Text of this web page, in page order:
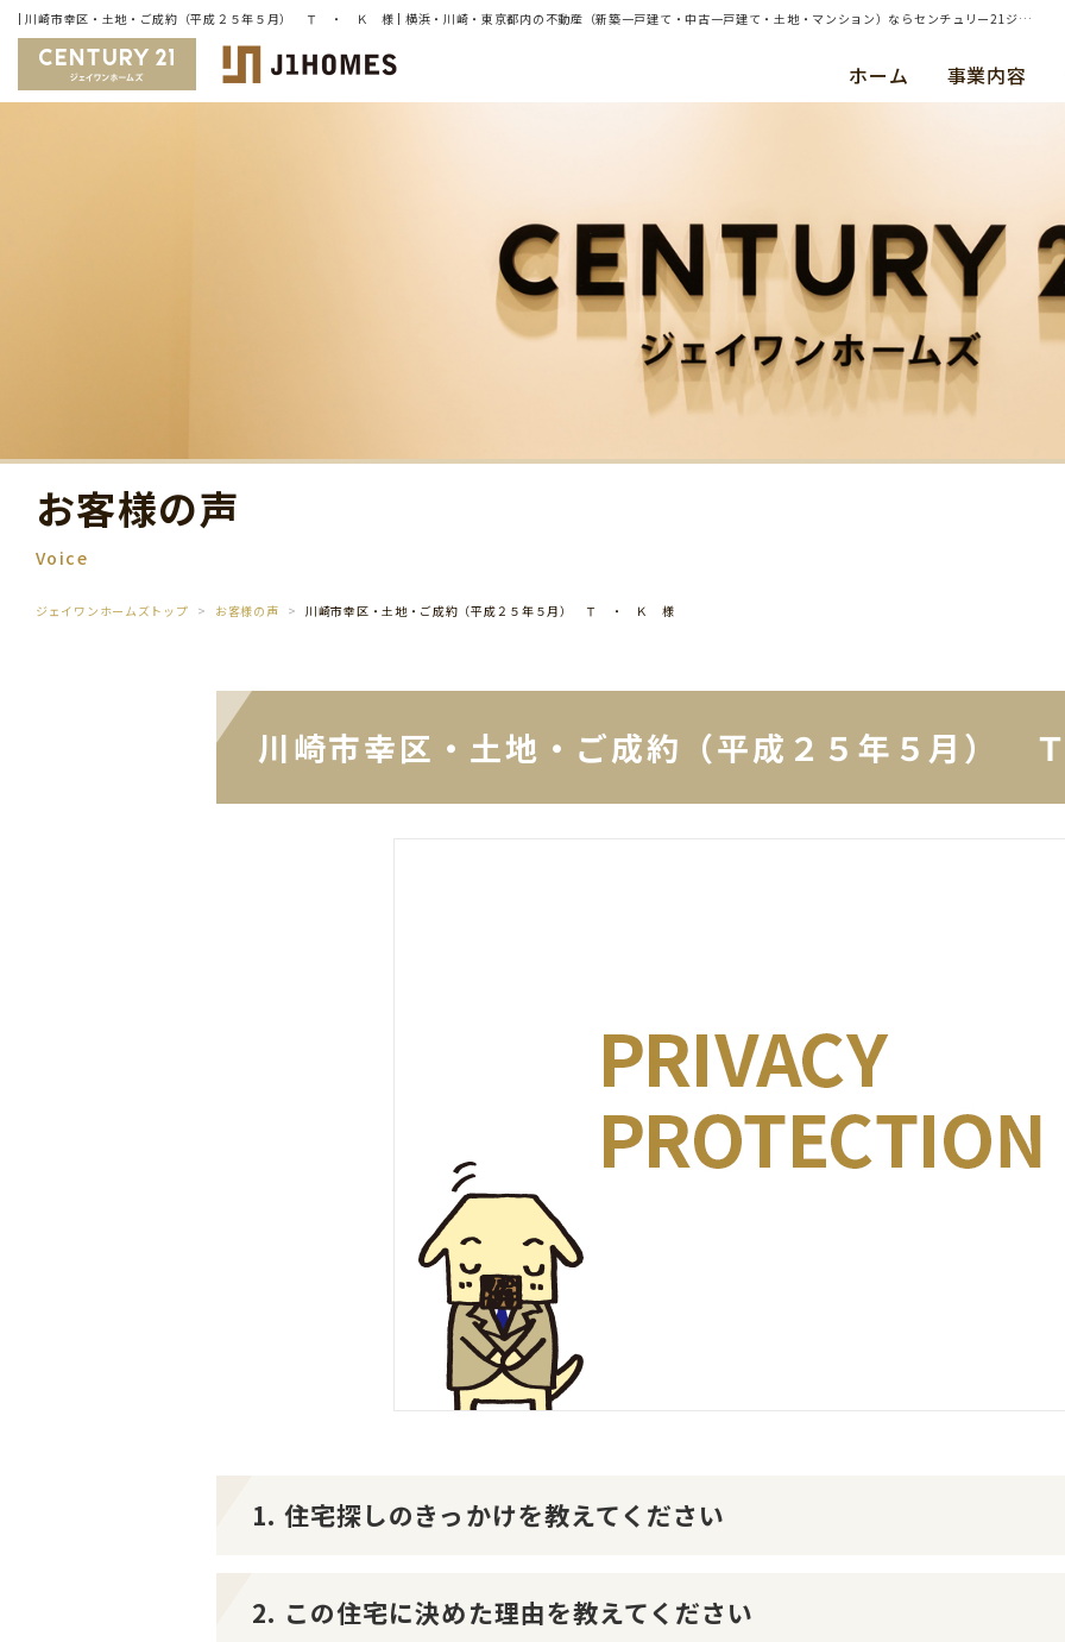
| 川崎市幸区・土地・ご成約（平成２５年５月） Ｔ ・ Ｋ 様 | 横浜・川崎・東京都内の不動産（新築一戸建て・中古一戸建て・土地・マンション）ならセンチュリー21ジェイワンホームズ
ホーム 事業内容
お客様の声
Voice
ジェイワンホームズトップ お客様の声 川崎市幸区・土地・ご成約（平成２５年５月） Ｔ ・ Ｋ 様
川崎市幸区・土地・ご成約（平成２５年５月
1. 住宅探しのきっかけを教えてください
2. この住宅に決めた理由を教えてください